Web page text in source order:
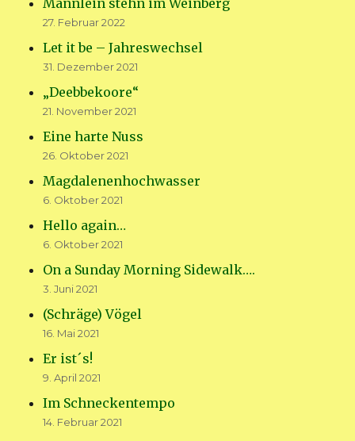
27. Februar 2022
Let it be – Jahreswechsel
31. Dezember 2021
„Deebbekoore“
21. November 2021
Eine harte Nuss
26. Oktober 2021
Magdalenenhochwasser
6. Oktober 2021
Hello again…
6. Oktober 2021
On a Sunday Morning Sidewalk….
3. Juni 2021
(Schräge) Vögel
16. Mai 2021
Er ist´s!
9. April 2021
Im Schneckentempo
14. Februar 2021